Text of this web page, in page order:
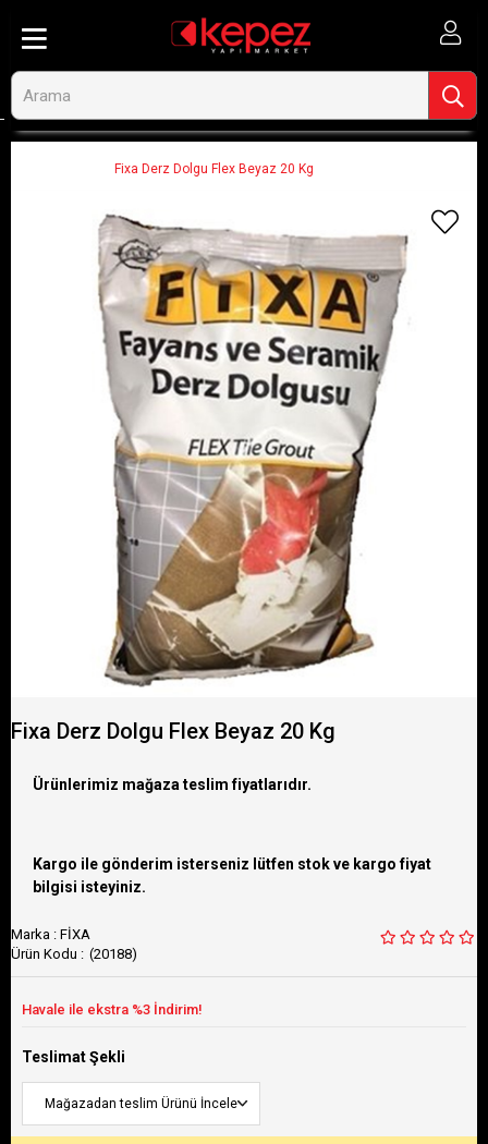
Fixa Derz Dolgu Flex Beyaz 20 Kg
Fixa Derz Dolgu Flex Beyaz 20 Kg
Ürünlerimiz mağaza teslim fiyatlarıdır.
Kargo ile gönderim isterseniz lütfen stok ve kargo fiyat
bilgisi isteyiniz.
Marka : FİXA
(20188)
Teslimat Şekli